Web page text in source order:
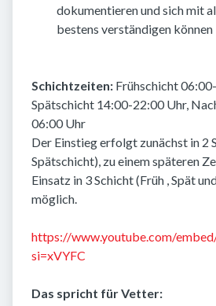
dokumentieren und sich mit
bestens verständigen können
Schichtzeiten: Frühschicht
Spätschicht 14:00-22:00 Uhr,
06:00 Uhr
Der Einstieg erfolgt zunächst in 2
Spätschicht), zu einem späteren
Einsatz in 3 Schicht (Früh , Spät
möglich.
https://www.youtube.com/
si=xVYFC
Das spricht für Vetter: